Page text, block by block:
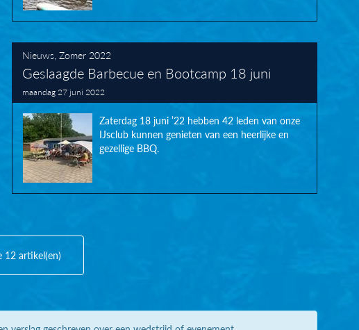
Nieuws, Zomer 2022
Geslaagde Barbecue en Bootcamp 18 juni
maandag 27 juni 2022
Zaterdag 18 juni ’22 hebben 42 leden van onze
IJsclub kunnen genieten van een heerlijke en
gezellige BBQ.
12 artikel(en)